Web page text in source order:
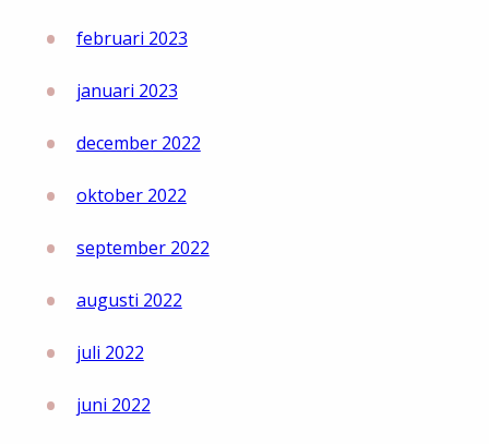
februari 2023
januari 2023
december 2022
oktober 2022
september 2022
augusti 2022
juli 2022
juni 2022